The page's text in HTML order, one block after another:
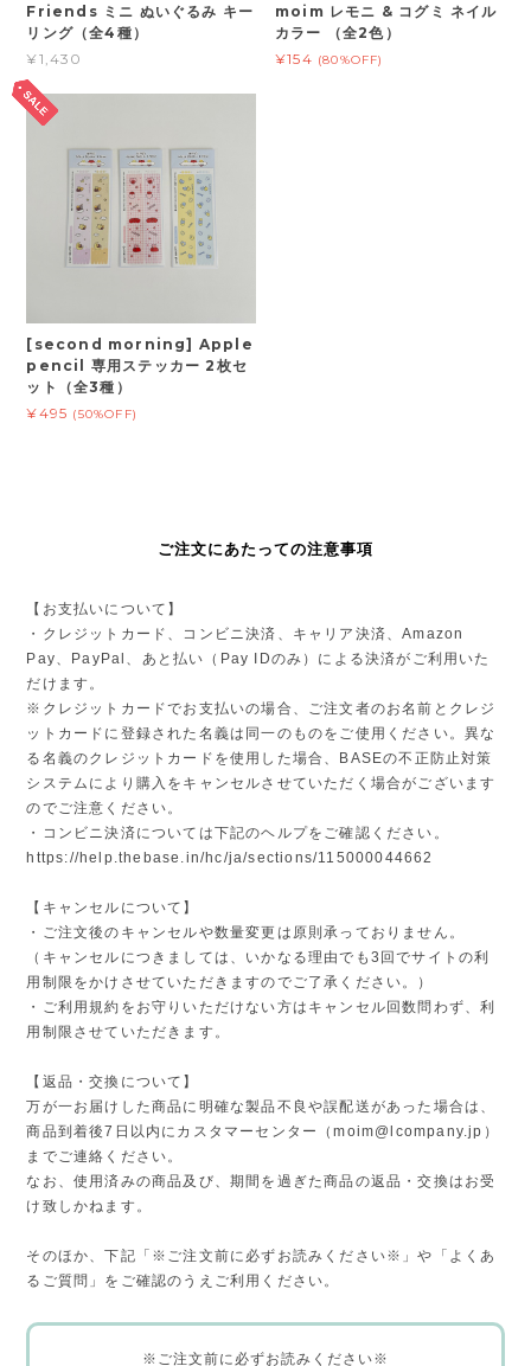
Friends ミニ ぬいぐるみ キー
リング（全4種）
¥1,430
moim レモニ & コグミ ネイル
カラー （全2色）
¥154 (80%OFF)
[second morning] Apple
pencil 専用ステッカー 2枚セ
ット（全3種）
¥495 (50%OFF)
ご注文にあたっての注意事項
【お支払いについて】
・クレジットカード、コンビニ決済、キャリア決済、Amazon
Pay、PayPal、あと払い（Pay IDのみ）による決済がご利用いた
だけます。
※クレジットカードでお支払いの場合、ご注文者のお名前とクレジ
ットカードに登録された名義は同一のものをご使用ください。異な
る名義のクレジットカードを使用した場合、BASEの不正防止対策
システムにより購入をキャンセルさせていただく場合がございます
のでご注意ください。
・コンビニ決済については下記のヘルプをご確認ください。
https://help.thebase.in/hc/ja/sections/115000044662
【キャンセルについて】
・ご注文後のキャンセルや数量変更は原則承っておりません。
（キャンセルにつきましては、いかなる理由でも3回でサイトの利
用制限をかけさせていただきますのでご了承ください。）
・ご利用規約をお守りいただけない方はキャンセル回数問わず、利
用制限させていただきます。
【返品・交換について】
万が一お届けした商品に明確な製品不良や誤配送があった場合は、
商品到着後7日以内にカスタマーセンター（moim@lcompany.jp ）
までご連絡ください。
なお、使用済みの商品及び、期間を過ぎた商品の返品・交換はお受
け致しかねます。
そのほか、下記「※ご注文前に必ずお読みください※」や「よくあ
るご質問」をご確認のうえご利用ください。
※ご注文前に必ずお読みください※